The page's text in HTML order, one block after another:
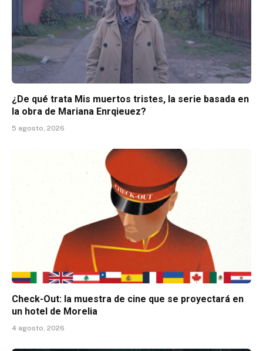
¿De qué trata Mis muertos tristes, la serie basada en
la obra de Mariana Enrqieuez?
5 agosto, 2026
Check-Out: la muestra de cine que se proyectará en
un hotel de Morelia
4 agosto, 2026